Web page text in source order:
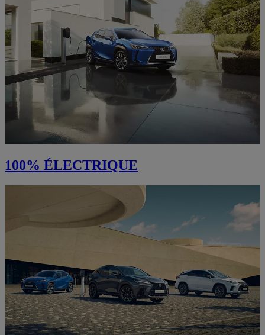
100% ÉLECTRIQUE